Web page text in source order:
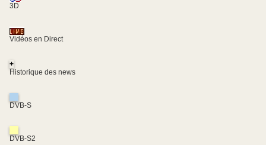
3D
Vidéos en Direct
+
Historique des news
DVB-S
DVB-S2